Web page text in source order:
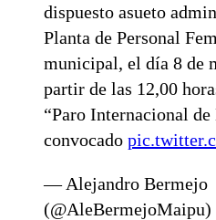
dispuesto asueto
Planta de Personal
municipal, el día 8 de
partir de las 12,00
“Paro Internacional de
convocado
— Alejandro Bermejo
(@AleBermejoMaipu)